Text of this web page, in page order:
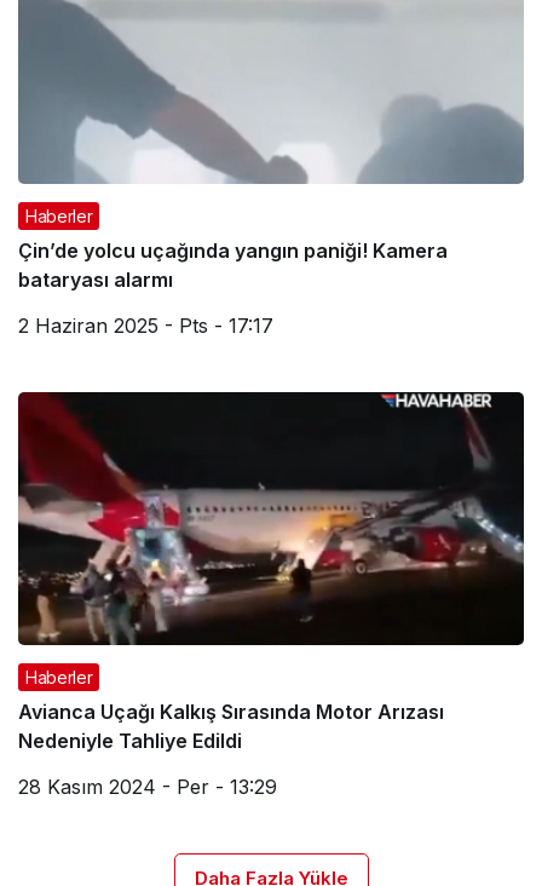
Haberler
Çin’de yolcu uçağında yangın paniği! Kamera
bataryası alarmı
2 Haziran 2025 - Pts - 17:17
Haberler
Avianca Uçağı Kalkış Sırasında Motor Arızası
Nedeniyle Tahliye Edildi
28 Kasım 2024 - Per - 13:29
Daha Fazla Yükle